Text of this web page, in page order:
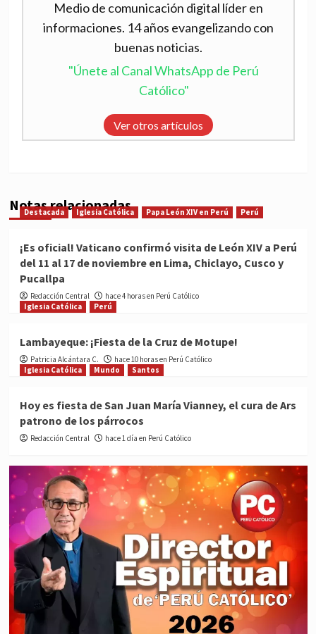
Medio de comunicación digital líder en
informaciones. 14 años evangelizando con
buenas noticias.
"Únete al Canal WhatsApp de Perú
Católico"
Ver otros artículos
Notas relacionadas
Destacada Iglesia Católica Papa León XIV en Perú Perú
¡Es oficial! Vaticano confirmó visita de León XIV a Perú
del 11 al 17 de noviembre en Lima, Chiclayo, Cusco y
Pucallpa
Redacción Central
hace 4 horas en Perú Católico
Iglesia Católica
Perú
Lambayeque: ¡Fiesta de la Cruz de Motupe!
Patricia Alcántara C.
hace 10 horas en Perú Católico
Iglesia Católica
Mundo Santos
Hoy es fiesta de San Juan María Vianney, el cura de Ars
patrono de los párrocos
Redacción Central hace 1 día en Perú Católico